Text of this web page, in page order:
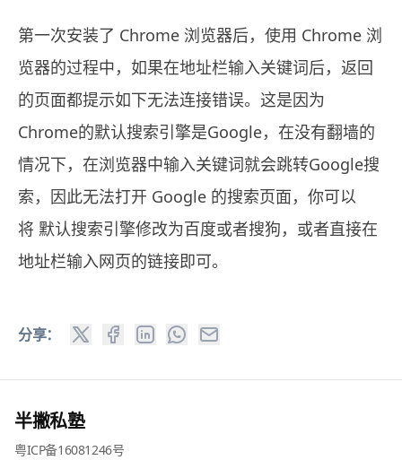
第一次安装了 Chrome 浏览器后，使用 Chrome 浏
览器的过程中，如果在地址栏输入关键词后，返回
的页面都提示如下无法连接错误。这是因为
Chrome的默认搜索引擎是Google，在没有翻墙的
情况下，在浏览器中输入关键词就会跳转Google搜
索，因此无法打开 Google 的搜索页面，你可以
将 默认搜索引擎修改为百度或者搜狗，或者直接在
地址栏输入网页的链接即可。
分享：
半撇私塾
粤ICP备16081246号